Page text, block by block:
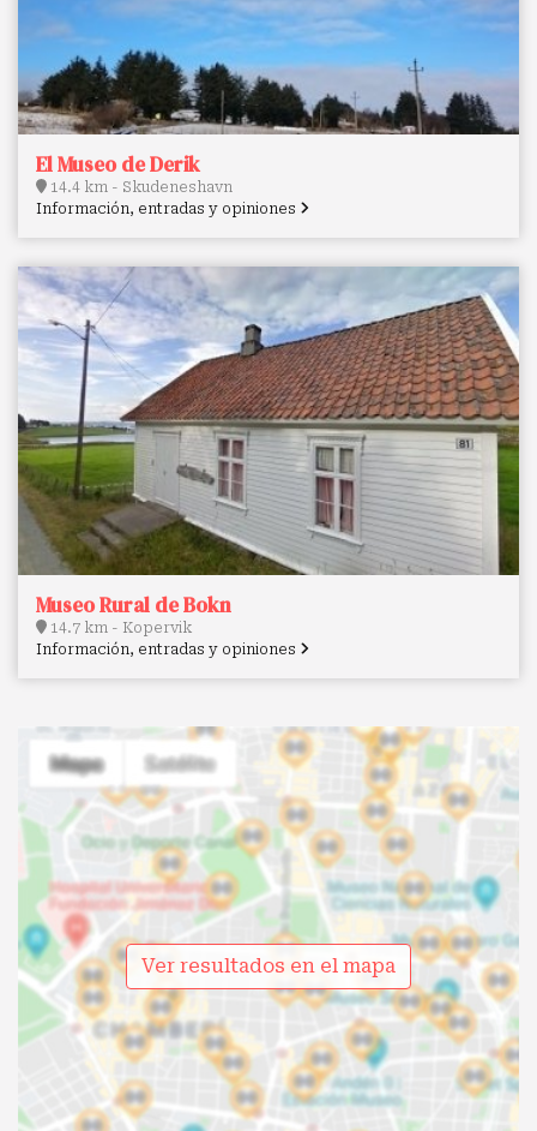
El Museo de Derik
14.4 km - Skudeneshavn
Información, entradas y opiniones
Museo Rural de Bokn
14.7 km - Kopervik
Información, entradas y opiniones
Ver resultados en el mapa